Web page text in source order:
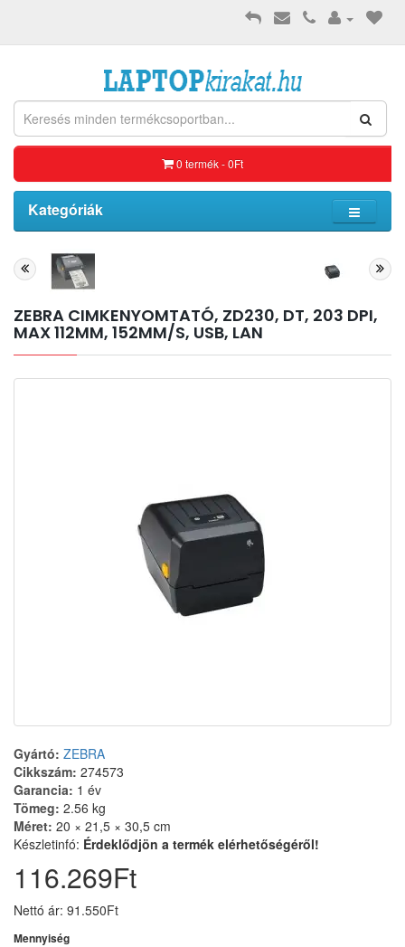
0 termék - 0Ft
Kategóriák
ZEBRA CIMKENYOMTATÓ, ZD230, DT, 203 DPI,
MAX 112MM, 152MM/S, USB, LAN
Gyártó: ZEBRA
Cikkszám: 274573
Garancia: 1 év
Tömeg: 2.56 kg
Méret: 20 × 21,5 × 30,5 cm
Készletinfó: Érdeklődjön a termék elérhetőségéről!
116.269Ft
Nettó ár: 91.550Ft
Mennyiség